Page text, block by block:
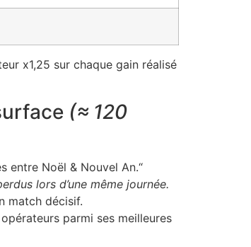
x1,25 sur chaque gain réalisé
(≈ 120
entre Noël & Nouvel An.“
lors d’une même journée.
match décisif.
parmi ses meilleures